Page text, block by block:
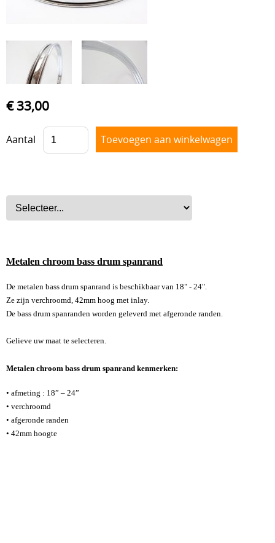
Drum toebehoren
Accesoires
Percussie
Tweedehands drumstellen
Uitverkoop
Overig
€ 33,00
Aantal
Metalen chroom bass drum spanrand
De metalen bass drum spanrand is beschikbaar van 18" - 24".
Ze zijn verchroomd, 42mm hoog met inlay.
De bass drum spanranden worden geleverd met afgeronde randen.
Gelieve uw maat te selecteren.
Metalen chroom bass drum spanrand kenmerken:
• afmeting : 18” – 24”
• verchroomd
• afgeronde randen
• 42mm hoogte